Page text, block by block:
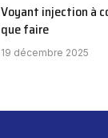
Voyant injection à
que faire
19 décembre 2025